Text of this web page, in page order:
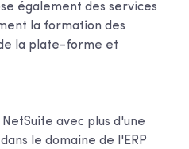
également des services
la formation des
la plate-forme et
avec plus d'une
le domaine de l'ERP